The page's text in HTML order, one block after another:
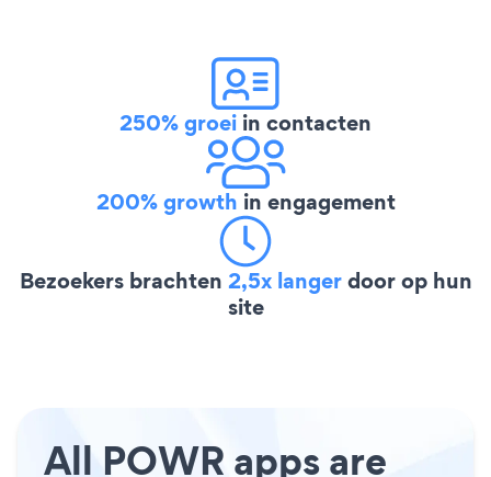
250% groei in contacten
200% growth in engagement
Bezoekers brachten 2,5x langerdoor op hun
site
All POWR apps are